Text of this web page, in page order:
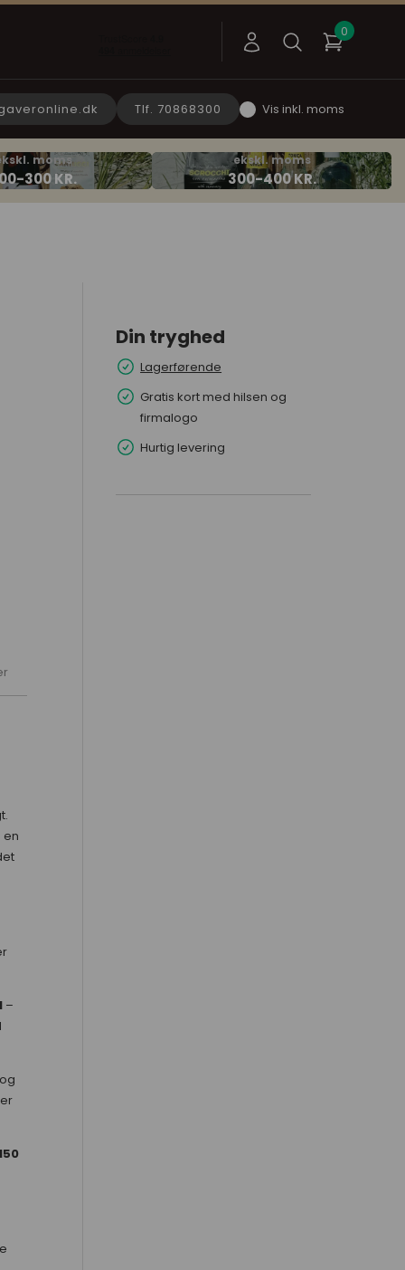
Tlf. 70868300 Vis inkl. moms
en
–
Din tryghed
Lagerførende
Gratis kort med hilsen og
firmalogo
Hurtig levering